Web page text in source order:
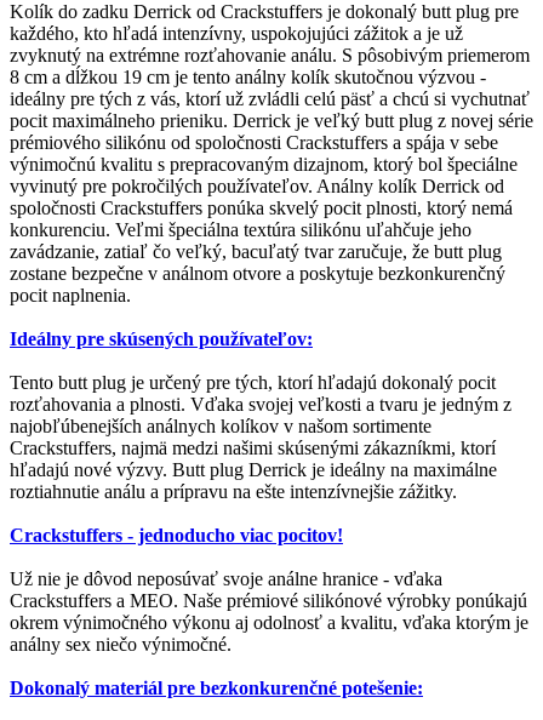
Kolík do zadku Derrick od Crackstuffers je dokonalý butt plug pre
každého, kto hľadá intenzívny, uspokojujúci zážitok a je už
zvyknutý na extrémne rozťahovanie análu. S pôsobivým priemerom
8 cm a dĺžkou 19 cm je tento análny kolík skutočnou výzvou -
ideálny pre tých z vás, ktorí už zvládli celú päsť a chcú si vychutnať
pocit maximálneho prieniku. Derrick je veľký butt plug z novej série
prémiového silikónu od spoločnosti Crackstuffers a spája v sebe
výnimočnú kvalitu s prepracovaným dizajnom, ktorý bol špeciálne
vyvinutý pre pokročilých používateľov. Análny kolík Derrick od
spoločnosti Crackstuffers ponúka skvelý pocit plnosti, ktorý nemá
konkurenciu. Veľmi špeciálna textúra silikónu uľahčuje jeho
zavádzanie, zatiaľ čo veľký, bacuľatý tvar zaručuje, že butt plug
zostane bezpečne v análnom otvore a poskytuje bezkonkurenčný
pocit naplnenia.
Ideálny pre skúsených používateľov:
Tento butt plug je určený pre tých, ktorí hľadajú dokonalý pocit
rozťahovania a plnosti. Vďaka svojej veľkosti a tvaru je jedným z
najobľúbenejších análnych kolíkov v našom sortimente
Crackstuffers, najmä medzi našimi skúsenými zákazníkmi, ktorí
hľadajú nové výzvy. Butt plug Derrick je ideálny na maximálne
roztiahnutie análu a prípravu na ešte intenzívnejšie zážitky.
Crackstuffers - jednoducho viac pocitov!
Už nie je dôvod neposúvať svoje análne hranice - vďaka
Crackstuffers a MEO. Naše prémiové silikónové výrobky ponúkajú
okrem výnimočného výkonu aj odolnosť a kvalitu, vďaka ktorým je
análny sex niečo výnimočné.
Dokonalý materiál pre bezkonkurenčné potešenie: